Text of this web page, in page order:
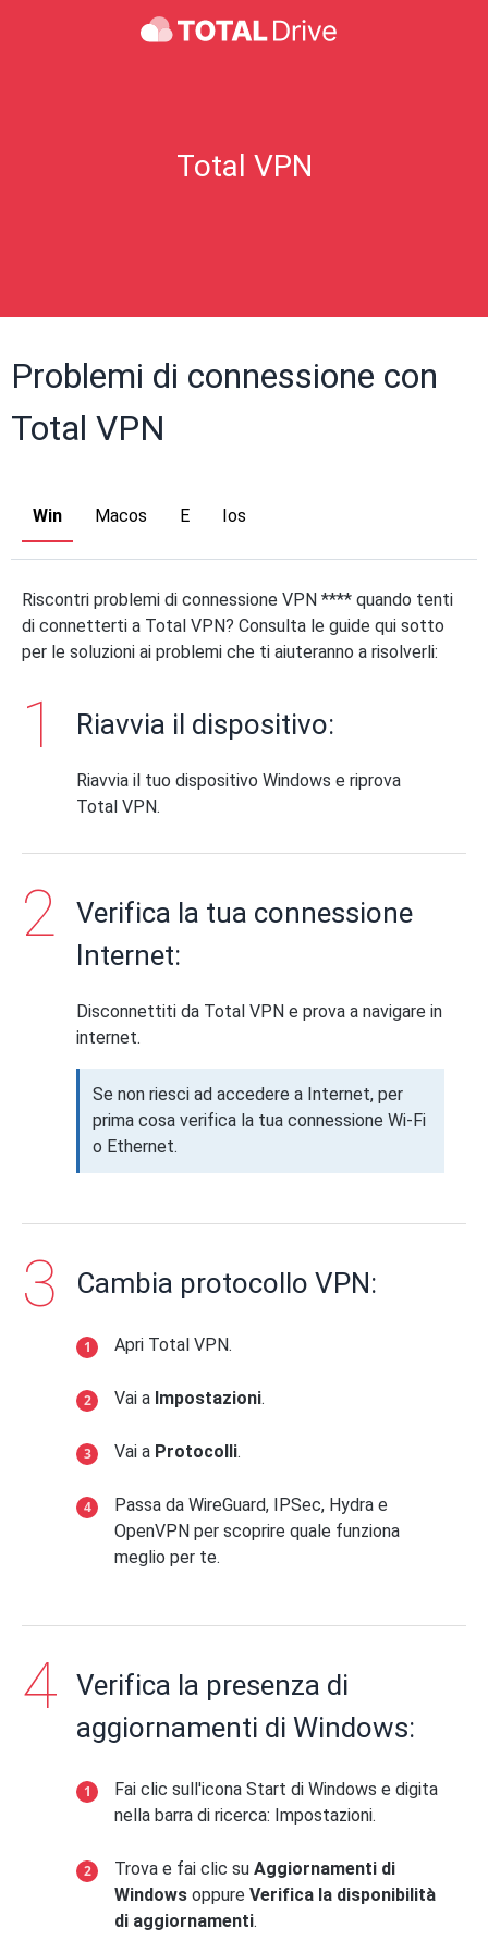
Total VPN
Problemi di connessione con
Total VPN
Win Macos E Ios
Riscontri problemi di connessione VPN **** quando tenti
di connetterti a Total VPN? Consulta le guide qui sotto
per le soluzioni ai problemi che ti aiuteranno a risolverli:
Riavvia il dispositivo:
Riavvia il tuo dispositivo Windows e riprova
Total VPN.
Verifica la tua connessione
Internet:
Disconnettiti da Total VPN e prova a navigare in
internet.
Se non riesci ad accedere a Internet, per
prima cosa verifica la tua connessione Wi-Fi
o Ethernet.
Cambia protocollo VPN:
Apri Total VPN.
Vai a Impostazioni.
Vai a Protocolli.
Passa da WireGuard, IPSec, Hydra e
OpenVPN per scoprire quale funziona
meglio per te.
Verifica la presenza di
aggiornamenti di Windows:
Fai clic sull'icona Start di Windows e digita
nella barra di ricerca: Impostazioni.
Trova e fai clic su Aggiornamenti di
Windows oppure Verifica la disponibilità
di aggiornamenti.